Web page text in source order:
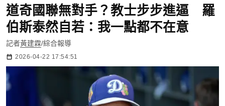
道奇國聯無對手？教士步步進逼 羅
伯斯泰然自若：我一點都不在意
記者黃建霖/綜合報導
2026-04-22 17:54:51